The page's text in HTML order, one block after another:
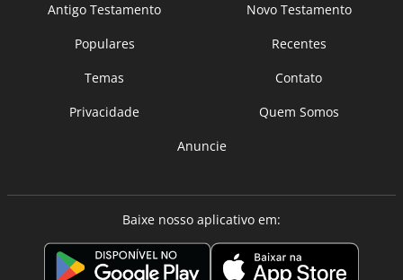
Antigo Testamento
Novo Testamento
Populares
Recentes
Temas
Contato
Privacidade
Quem Somos
Anuncie
Baixe nosso aplicativo em: